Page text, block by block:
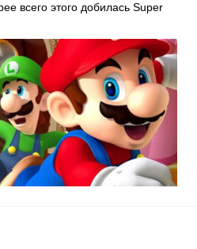
всего этого добилась Super